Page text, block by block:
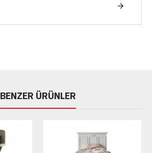
BENZER ÜRÜNLER